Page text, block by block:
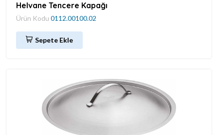
Helvane Tencere Kapağı
Ürün Kodu 0112.00100.02
Sepete Ekle